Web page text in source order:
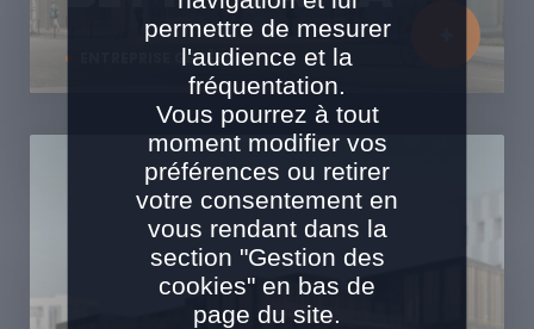
ENTREPRISE GÉNÉRALE
permettre de mesurer
l'audience et la
fréquentation.
Vous pourrez à tout
moment modifier vos
préférences ou retirer
votre consentement en
vous rendant dans la
section "Gestion des
cookies" en bas de
page du site.